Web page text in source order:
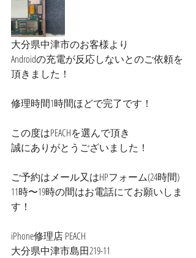
大分県中津市のお客様より
Androidの充電が反応しないとのご依頼を
頂きました！
修理時間1時間ほどで完了です！
この度はPEACHを選んで頂き
誠にありがとうございました！
ご予約はメール又はHPフォーム(24時間)
11時〜19時の間はお電話にてお願いしま
す！
iPhone修理店 PEACH
大分県中津市島田219-11